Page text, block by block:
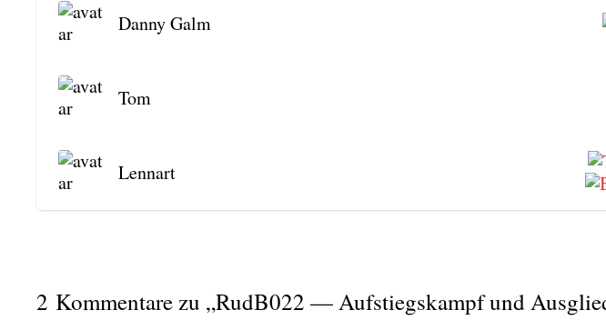
Dan­ny Galm
Tom
Lenn­art
2 Kommentare zu „RudB022 — Aufstiegskampf und